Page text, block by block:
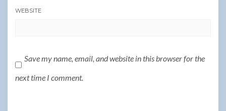
WEBSITE
Save my name, email, and website in this browser for the
next time I comment.